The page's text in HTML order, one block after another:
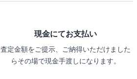
現金にてお支払い
査定金額をご提示、ご納得いただけました
らその場で現金手渡しになります。